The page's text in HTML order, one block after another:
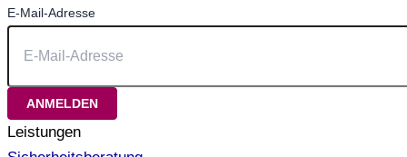
E-Mail-Adresse
Leistungen